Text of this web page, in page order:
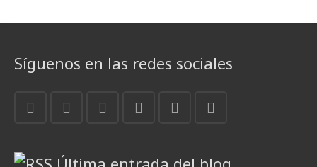
Síguenos en las redes sociales